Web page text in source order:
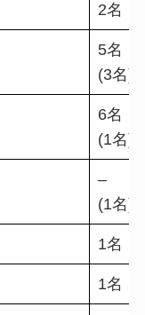
2名
5名
(3名)
6名
(1名)
–
(1名)
1名
1名